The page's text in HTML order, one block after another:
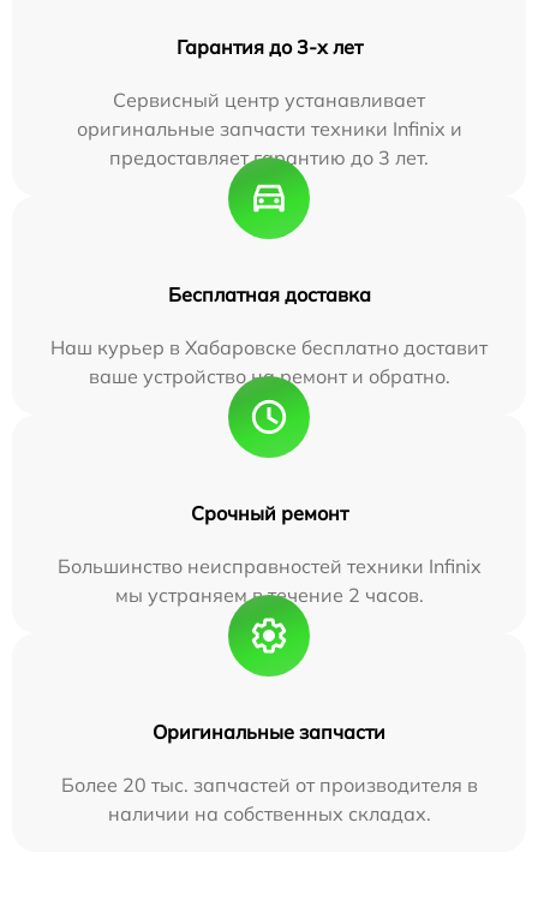
Гарантия до 3-х лет
Сервисный центр устанавливает
оригинальные запчасти техники Infinix и
предоставляет гарантию до 3 лет.
Бесплатная доставка
Наш курьер в Хабаровске бесплатно доставит
ваше устройство на ремонт и обратно.
Срочный ремонт
Большинство неисправностей техники Infinix
мы устраняем в течение 2 часов.
Оригинальные запчасти
Более 20 тыс. запчастей от производителя в
наличии на собственных складах.